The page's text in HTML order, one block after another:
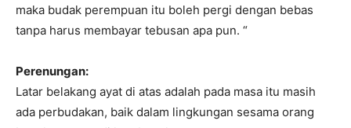
maka budak perempuan itu boleh pergi dengan bebas
tanpa harus membayar tebusan apa pun. “
Perenungan:
Latar belakang ayat di atas adalah pada masa itu masih
ada perbudakan, baik dalam lingkungan sesama orang